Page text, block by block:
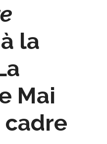
à la
Mai
cadre